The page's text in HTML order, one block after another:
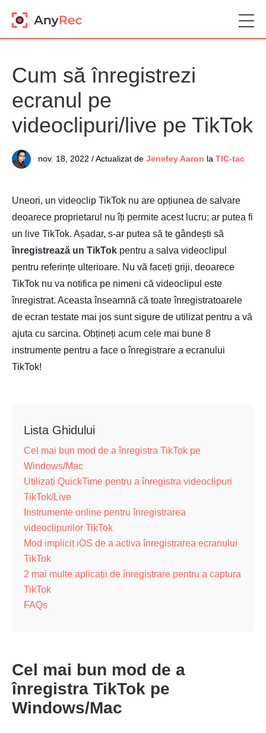
Cum să înregistrezi
ecranul pe
videoclipuri/live pe TikTok
nov. 18, 2022 / Actualizat de Jenefey Aaron la TIC-tac
Uneori, un videoclip TikTok nu are opțiunea de salvare
deoarece proprietarul nu îți permite acest lucru; ar putea fi
un live TikTok. Așadar, s-ar putea să te gândești să
înregistrează un TikTok pentru a salva videoclipul
pentru referințe ulterioare. Nu vă faceți griji, deoarece
TikTok nu va notifica pe nimeni că videoclipul este
înregistrat. Aceasta înseamnă că toate înregistratoarele
de ecran testate mai jos sunt sigure de utilizat pentru a vă
ajuta cu sarcina. Obțineți acum cele mai bune 8
instrumente pentru a face o înregistrare a ecranului
TikTok!
Lista Ghidului
Cel mai bun mod de a înregistra TikTok pe
Windows/Mac
Utilizați QuickTime pentru a înregistra videoclipuri
TikTok/Live
Instrumente online pentru înregistrarea
videoclipurilor TikTok
Mod implicit iOS de a activa înregistrarea ecranului
TikTok
2 mai multe aplicații de înregistrare pentru a captura
TikTok
FAQs
Cel mai bun mod de a
înregistra TikTok pe
Windows/Mac